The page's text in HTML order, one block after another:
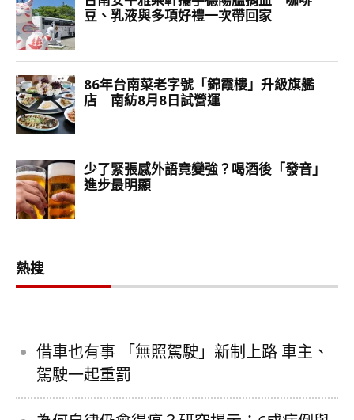
熱搜
借車也有事 「無照駕駛」新制上路 車主、
駕駛一起重罰